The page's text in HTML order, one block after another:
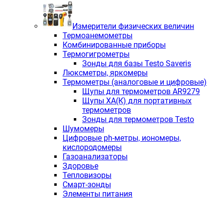
Измерители физических величин
Термоанемометры
Комбинированные приборы
Термогигрометры
Зонды для базы Testo Saveris
Люксметры, яркомеры
Термометры (аналоговые и цифровые)
Щупы для термометров AR9279
Щупы ХА(К) для портативных
термометров
Зонды для термометров Testo
Шумомеры
Цифровые ph-метры, иономеры,
кислородомеры
Газоанализаторы
Здоровье
Тепловизоры
Смарт-зонды
Элементы питания